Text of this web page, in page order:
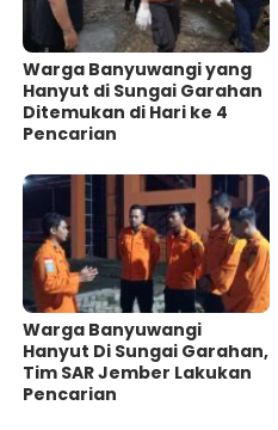
Warga Banyuwangi yang
Hanyut di Sungai Garahan
Ditemukan di Hari ke 4
Pencarian
Warga Banyuwangi
Hanyut Di Sungai Garahan,
Tim SAR Jember Lakukan
Pencarian